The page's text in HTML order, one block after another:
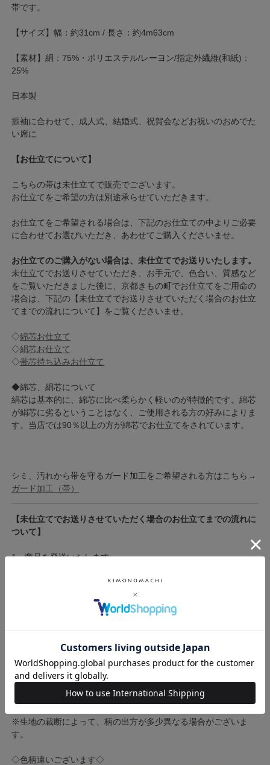
帯です。
【サイズ】幅：約31cm / 長さ：約4m63cm
【素材】絹：75%・ポリエステル/レーヨン/指定外繊維(和紙)：
25%
日本製
振袖に合わせて、成人式、結婚式、祝賀会などお祝いのおめでた
い席に
【お仕立てについて】
こちらの帯は未仕立てで販売でございます。
お仕立てをご希望の方は別途承らせていただきます。
お仕立てをご希望される場合は、下記のお仕立ての中よりご必要
に合わせてお選びいただき、あわせてご購入くださいませ。
お仕立てのご購入がない場合は、未仕立てでお送りいたします。
未仕立てでお送りさせていただき、お手元で、色合い、質感など
をご覧いただきました後に、京都きもの町でお仕立てをご用命の
場合は、下記の【未仕立てでお送りさせていただく場合のお仕立
てまでの流れについて】をご覧くださいませ。
◇綿芯お仕立て
◇絹芯お仕立て
◇帯芯持ち込みお仕立て
◆綿芯、絹芯について
絹芯は基本的に、綿芯に比べ柔らかく軽いのが特徴的です。綿芯
が絹芯に劣るということはなく、ご使用される方の好みによりま
す。当店では90％以上の方が綿芯でお仕立てをされています。
シミ、汚れから帯を守るガード加工をご希望される方はこちら→
ガード加工（帯）
【未仕立てでお送りさせていただく場合のお仕立てまでの流れに
ついて】
1・商品を発送いたします。
3・弊社からお送りするメールに沿って、お仕立て代金をお支払
5・出来上がり次第、発送
詳しくは 「お仕立て上がりまでの手順」 をご覧ください。
※ご覧いただいております環境によって、色みが若干異なって見
える場合がございます。
※生地の裁断によって、柄の出方が多少異なる場合がございま
す。
◇色柄違いございます◇